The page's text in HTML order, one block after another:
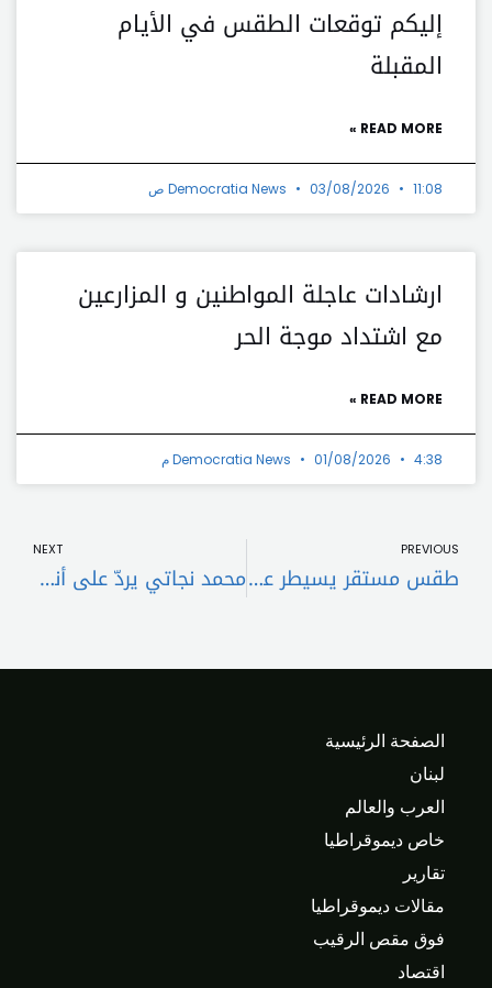
إليكم توقعات الطقس في الأيام
المقبلة
READ MORE »
Democratia News 03/08/2026 11:08 ص
ارشادات عاجلة المواطنين و المزارعين
مع اشتداد موجة الحر
READ MORE »
Democratia News 01/08/2026 4:38 م
PREVIOUS
طقس مستقر يسيطر على لبنان والحوض الشرقي للمتوسط مع درجات حرارة ضمن معدلاتها الموسمية
NEXT
محمد نجاتي يردّ على أنباء القبض عليه
الصفحة الرئيسية
لبنان
العرب والعالم
خاص ديموقراطيا
تقارير
مقالات ديموقراطيا
فوق مقص الرقيب
اقتصاد